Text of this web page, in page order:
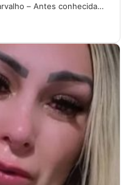
– Antes conhecida
18,...